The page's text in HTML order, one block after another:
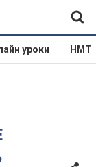
уроки НМТ